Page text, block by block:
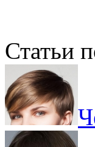
Статьи